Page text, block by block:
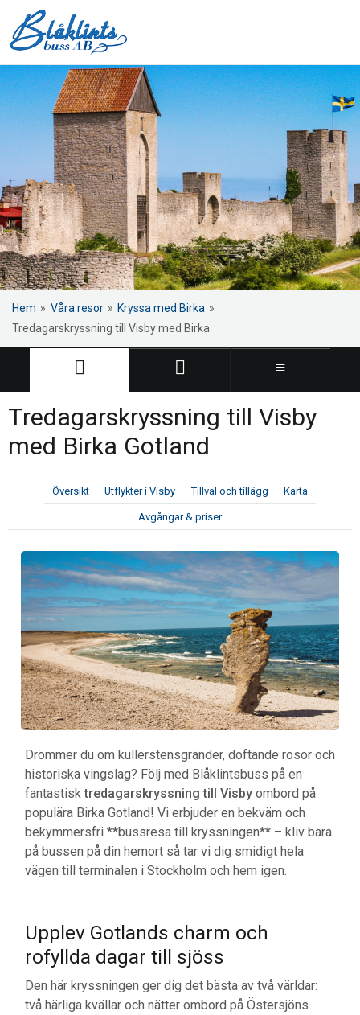
Hem » Våra resor » Kryssa med Birka »
Tredagarskryssning till Visby med Birka
Tredagarskryssning till Visby
med Birka Gotland
Översikt Utflykter i Visby Tillval och tillägg Karta
Avgångar & priser
Drömmer du om kullerstensgränder, doftande rosor och
historiska vingslag? Följ med Blåklintsbuss på en
fantastisktredagarskryssning till Visby ombord på
populära Birka Gotland! Vi erbjuder en bekväm och
bekymmersfri **bussresa till kryssningen** – kliv bara
på bussen på din hemort så tar vi dig smidigt hela
vägen till terminalen i Stockholm och hem igen.
Upplev Gotlands charm och
rofyllda dagar till sjöss
Den här kryssningen ger dig det bästa av två världar:
två härliga kvällar och nätter ombord på Östersjöns